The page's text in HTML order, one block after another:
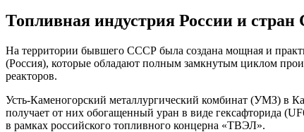
Топливная индустрия России и
На территории бывшего СССР была создана мощная и
(Россия), которые обладают полным замкнутым циклом
реакторов.
Усть-Каменогорский металлургический комбинат (УМЗ) в
получает от них обогащенный уран в виде гексафторида
в рамках российского топливного концерна «ТВЭЛ».